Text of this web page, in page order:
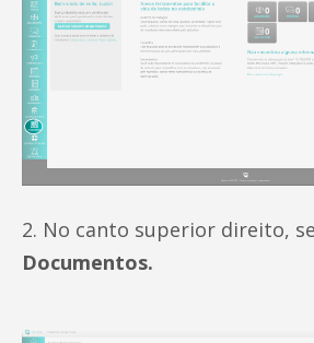
2. No canto superior direito,
Documentos.